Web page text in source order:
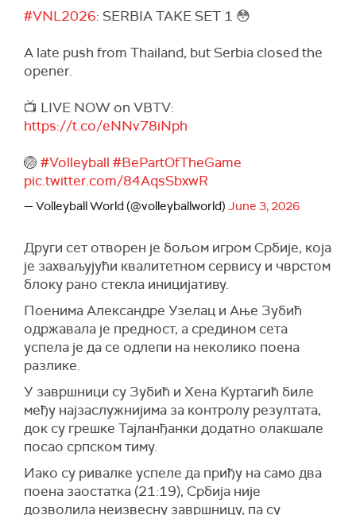
#VNL2026: SERBIA TAKE SET 1 😳
A late push from Thailand, but Serbia closed the
opener.
📺 LIVE NOW on VBTV:
https://t.co/eNNv78iNph
🏐 #Volleyball #BePartOfTheGame
pic.twitter.com/84AqsSbxwR
— Volleyball World (@volleyballworld) June 3, 2026
Други сет отворен је бољом игром Србије, која
је захваљујући квалитетном сервису и чврстом
блоку рано стекла иницијативу.
Поенима Александре Узелац и Ање Зубић
одржавала је предност, а средином сета
успела је да се одлепи на неколико поена
разлике.
У завршници су Зубић и Хена Куртагић биле
међу најзаслужнијима за контролу резултата,
док су грешке Тајланђанки додатно олакшале
посао српском тиму.
Иако су ривалке успеле да приђу на само два
поена заостатка (21:19), Србија није
дозволила неизвесну завршницу, па су